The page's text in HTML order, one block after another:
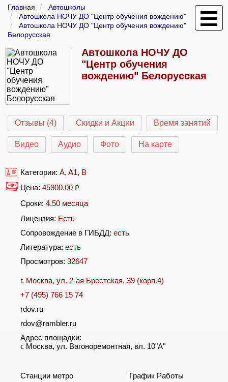
Главная
Автошколы
Автошкола НОЧУ ДО "Центр обучения вождению"
Автошкола НОЧУ ДО "Центр обучения вождению"
Белорусская
Автошкола НОЧУ ДО
"Центр обучения
вождению" Белорусская
Отзывы (4) Скидки и Акции Время занятий
Видео Аудио Фото На карте
Категории: A, A1, B
Цена: 45900.00 ₽
Сроки: 4.50 месяца
Лицензия: Есть
Сопровождение в ГИБДД: есть
Литература: есть
Просмотров: 32647
г. Москва, ул. 2-ая Брестская, 39 (корп.4)
+7 (495) 766 15 74
rdov.ru
rdov@rambler.ru
Адрес площадки:
г. Москва, ул. Вагоноремонтная, вл. 10"А"
Станции метро
График Работы